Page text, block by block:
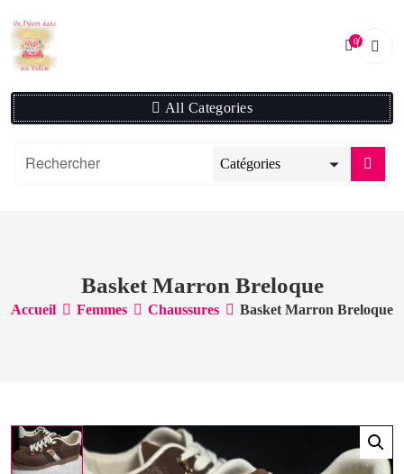
content
0
All Categories
Basket Marron Breloque
Accueil Femmes Chaussures Basket Marron Breloque